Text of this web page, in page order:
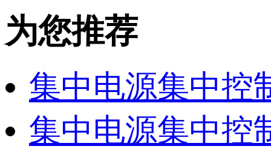
为您推荐
集中电源集中控
集中电源集中控